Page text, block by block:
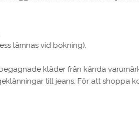
lämnas vid bokning).
kläder från kända
till jeans. För att shoppa